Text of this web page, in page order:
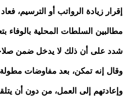
إقرار زيادة الرواتب أو الترسيم،
مطالبين السلطات المحلية بالوفاء
شدد على أن ذلك لا يدخل ضمن
وقال إنه تمكن، بعد مفاوضات
وإعادتهم إلى العمل، من دون أن